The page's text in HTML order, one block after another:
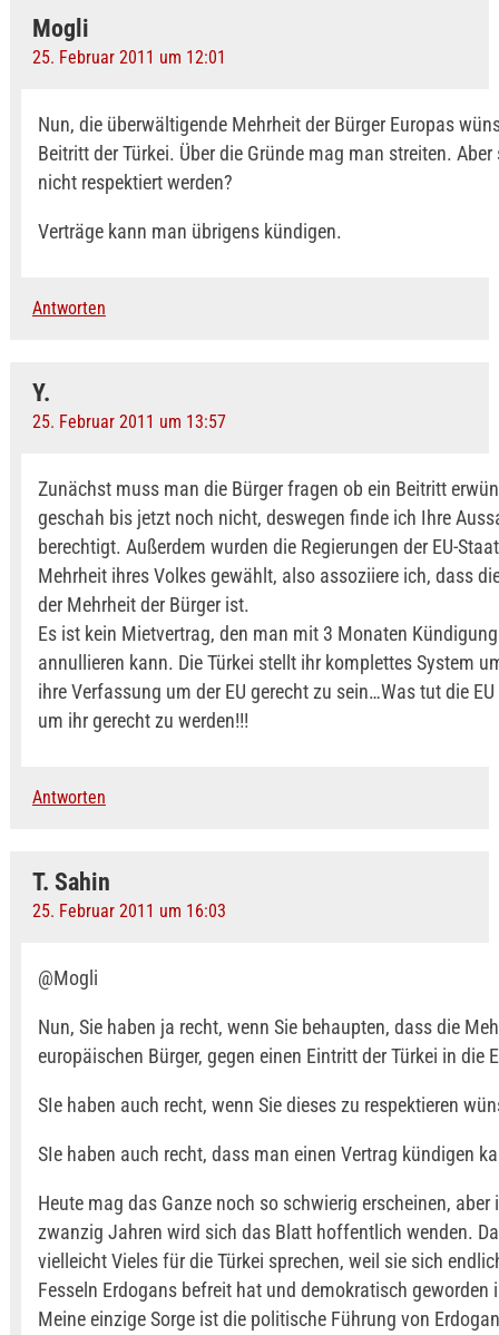
Mogli
25. Februar 2011 um 12:01
Nun, die überwältigende Mehrheit der Bürger Europas
Beitritt der Türkei. Über die Gründe mag man streiten.
nicht respektiert werden?
Verträge kann man übrigens kündigen.
Antworten
Y.
25. Februar 2011 um 13:57
Zunächst muss man die Bürger fragen ob ein Beitritt
geschah bis jetzt noch nicht, deswegen finde ich Ihre
berechtigt. Außerdem wurden die Regierungen der EU-
Mehrheit ihres Volkes gewählt, also assoziiere ich, dass
der Mehrheit der Bürger ist.
Es ist kein Mietvertrag, den man mit 3 Monaten
annullieren kann. Die Türkei stellt ihr komplettes System
ihre Verfassung um der EU gerecht zu sein…Was tut die
um ihr gerecht zu werden!!!
Antworten
T. Sahin
25. Februar 2011 um 16:03
@Mogli
Nun, Sie haben ja recht, wenn Sie behaupten, dass die
europäischen Bürger, gegen einen Eintritt der Türkei in die
SIe haben auch recht, wenn Sie dieses zu respektieren
SIe haben auch recht, dass man einen Vertrag kündigen
Heute mag das Ganze noch so schwierig erscheinen, aber
zwanzig Jahren wird sich das Blatt hoffentlich wenden.
vielleicht Vieles für die Türkei sprechen, weil sie sich
Fesseln Erdogans befreit hat und demokratisch geworden
Meine einzige Sorge ist die politische Führung von